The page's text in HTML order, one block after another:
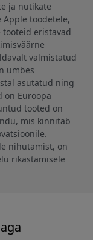
ja nutikate
Apple toodetele,
tooteid eristavad
valmistatud
umbes
asutatud ning
on Euroopa
tooted on
mis kinnitab
nihutamist, on
rikastamisele